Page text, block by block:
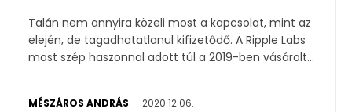
Talán nem annyira közeli most a kapcsolat, mint az
elején, de tagadhatatlanul kifizetődő. A Ripple Labs
most szép haszonnal adott túl a 2019-ben vásárolt...
MÉSZÁROS ANDRÁS - 2020.12.06.